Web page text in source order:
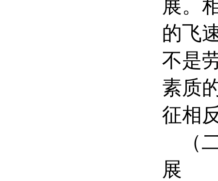
展。
的飞
不是
素质
征相
（
展